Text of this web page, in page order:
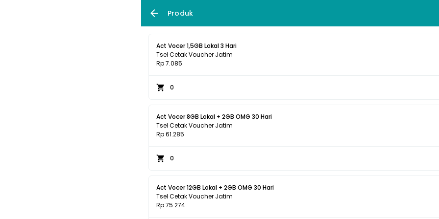
Produk
Act Vocer 1,5GB Lokal 3 Hari
Tsel Cetak Voucher Jatim
Rp 7.085
0
Act Vocer 8GB Lokal + 2GB OMG 30 Hari
Tsel Cetak Voucher Jatim
Rp 61.285
0
Act Vocer 12GB Lokal + 2GB OMG 30 Hari
Tsel Cetak Voucher Jatim
Rp 75.274